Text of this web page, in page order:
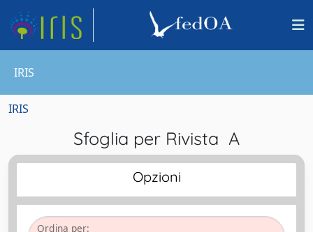
IRIS
IRIS
Sfoglia per Rivista A
Opzioni
Ordina per: